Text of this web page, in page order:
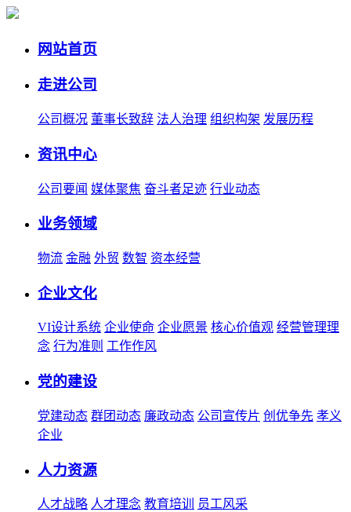
网站首页
走进公司
公司概况 董事长致辞 法人治理 组织构架 发展历程
资讯中心
公司要闻 媒体聚焦 奋斗者足迹 行业动态
业务领域
物流 金融 外贸 数智 资本经营
企业文化
VI设计系统 企业使命 企业愿景 核心价值观 经营管理理
念 行为准则 工作作风
党的建设
党建动态 群团动态 廉政动态 公司宣传片 创优争先 孝义
企业
人力资源
人才战略 人才理念 教育培训 员工风采